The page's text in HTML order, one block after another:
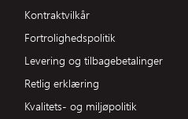
Kontraktvilkår
Fortrolighedspolitik
Levering og tilbagebetalinger
Retlig erklæring
Kvalitets- og miljøpolitik